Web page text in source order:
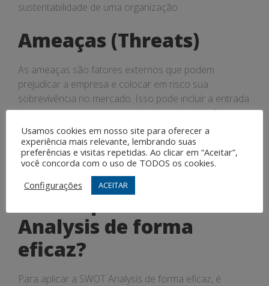
sustentabilidade de uma organização.
Ameaças (Threats)
As ameaças são fatores externos que podem
prejudicar a empresa e colocar em risco sua
sobrevivência no mercado. Isso pode incluir a entrada
de novos concorrentes, mudanças na legislação,
crises econômicas, entre outros. Identificar e mitigar
as ameaças que podem impactar negativamente a
organização é fundamental para garantir sua
resiliência e adaptabilidade.
Como aplicar a SWOT
Analysis de forma
eficaz?
Para aplicar a SWOT Analysis de forma eficaz, é
Usamos cookies em nosso site para oferecer a
experiência mais relevante, lembrando suas
preferências e visitas repetidas. Ao clicar em “Aceitar”,
você concorda com o uso de TODOS os cookies.
Configurações
ACEITAR